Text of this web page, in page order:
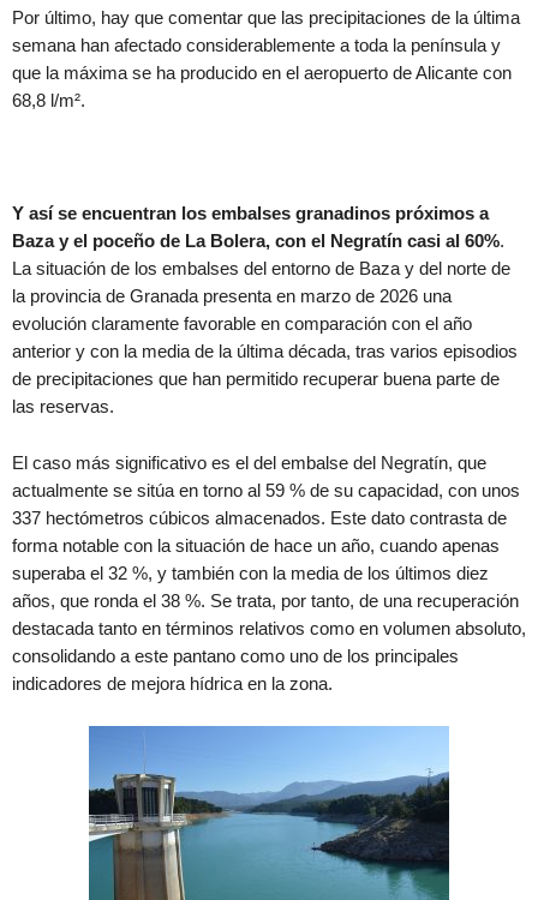
Por último, hay que comentar que las precipitaciones de la última
semana han afectado considerablemente a toda la península y
que la máxima se ha producido en el aeropuerto de Alicante con
68,8 l/m².
Y así se encuentran los embalses granadinos próximos a
Baza y el poceño de La Bolera, con el Negratín casi al 60%.
La situación de los embalses del entorno de Baza y del norte de
la provincia de Granada presenta en marzo de 2026 una
evolución claramente favorable en comparación con el año
anterior y con la media de la última década, tras varios episodios
de precipitaciones que han permitido recuperar buena parte de
las reservas.
El caso más significativo es el del embalse del Negratín, que
actualmente se sitúa en torno al 59 % de su capacidad, con unos
337 hectómetros cúbicos almacenados. Este dato contrasta de
forma notable con la situación de hace un año, cuando apenas
superaba el 32 %, y también con la media de los últimos diez
años, que ronda el 38 %. Se trata, por tanto, de una recuperación
destacada tanto en términos relativos como en volumen absoluto,
consolidando a este pantano como uno de los principales
indicadores de mejora hídrica en la zona.